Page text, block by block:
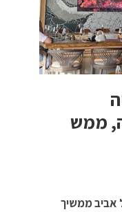
ממש
אביב ממשיך